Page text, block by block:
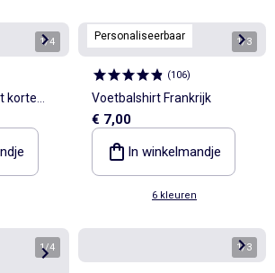
1/4
korte
Personaliseerbaar 1/3
(106)
Voetbalshirt Frankrijk
€ 7,00
In winkelmandje
6 kleuren
1/4 1/3